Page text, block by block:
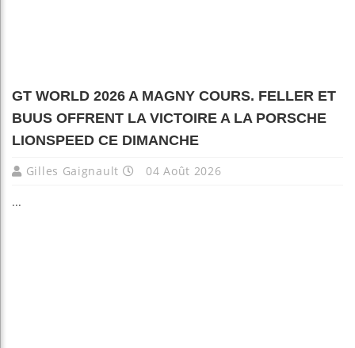
GT WORLD 2026 A MAGNY COURS. FELLER ET
BUUS OFFRENT LA VICTOIRE A LA PORSCHE
LIONSPEED CE DIMANCHE
Gilles Gaignault 04 Août 2026
...